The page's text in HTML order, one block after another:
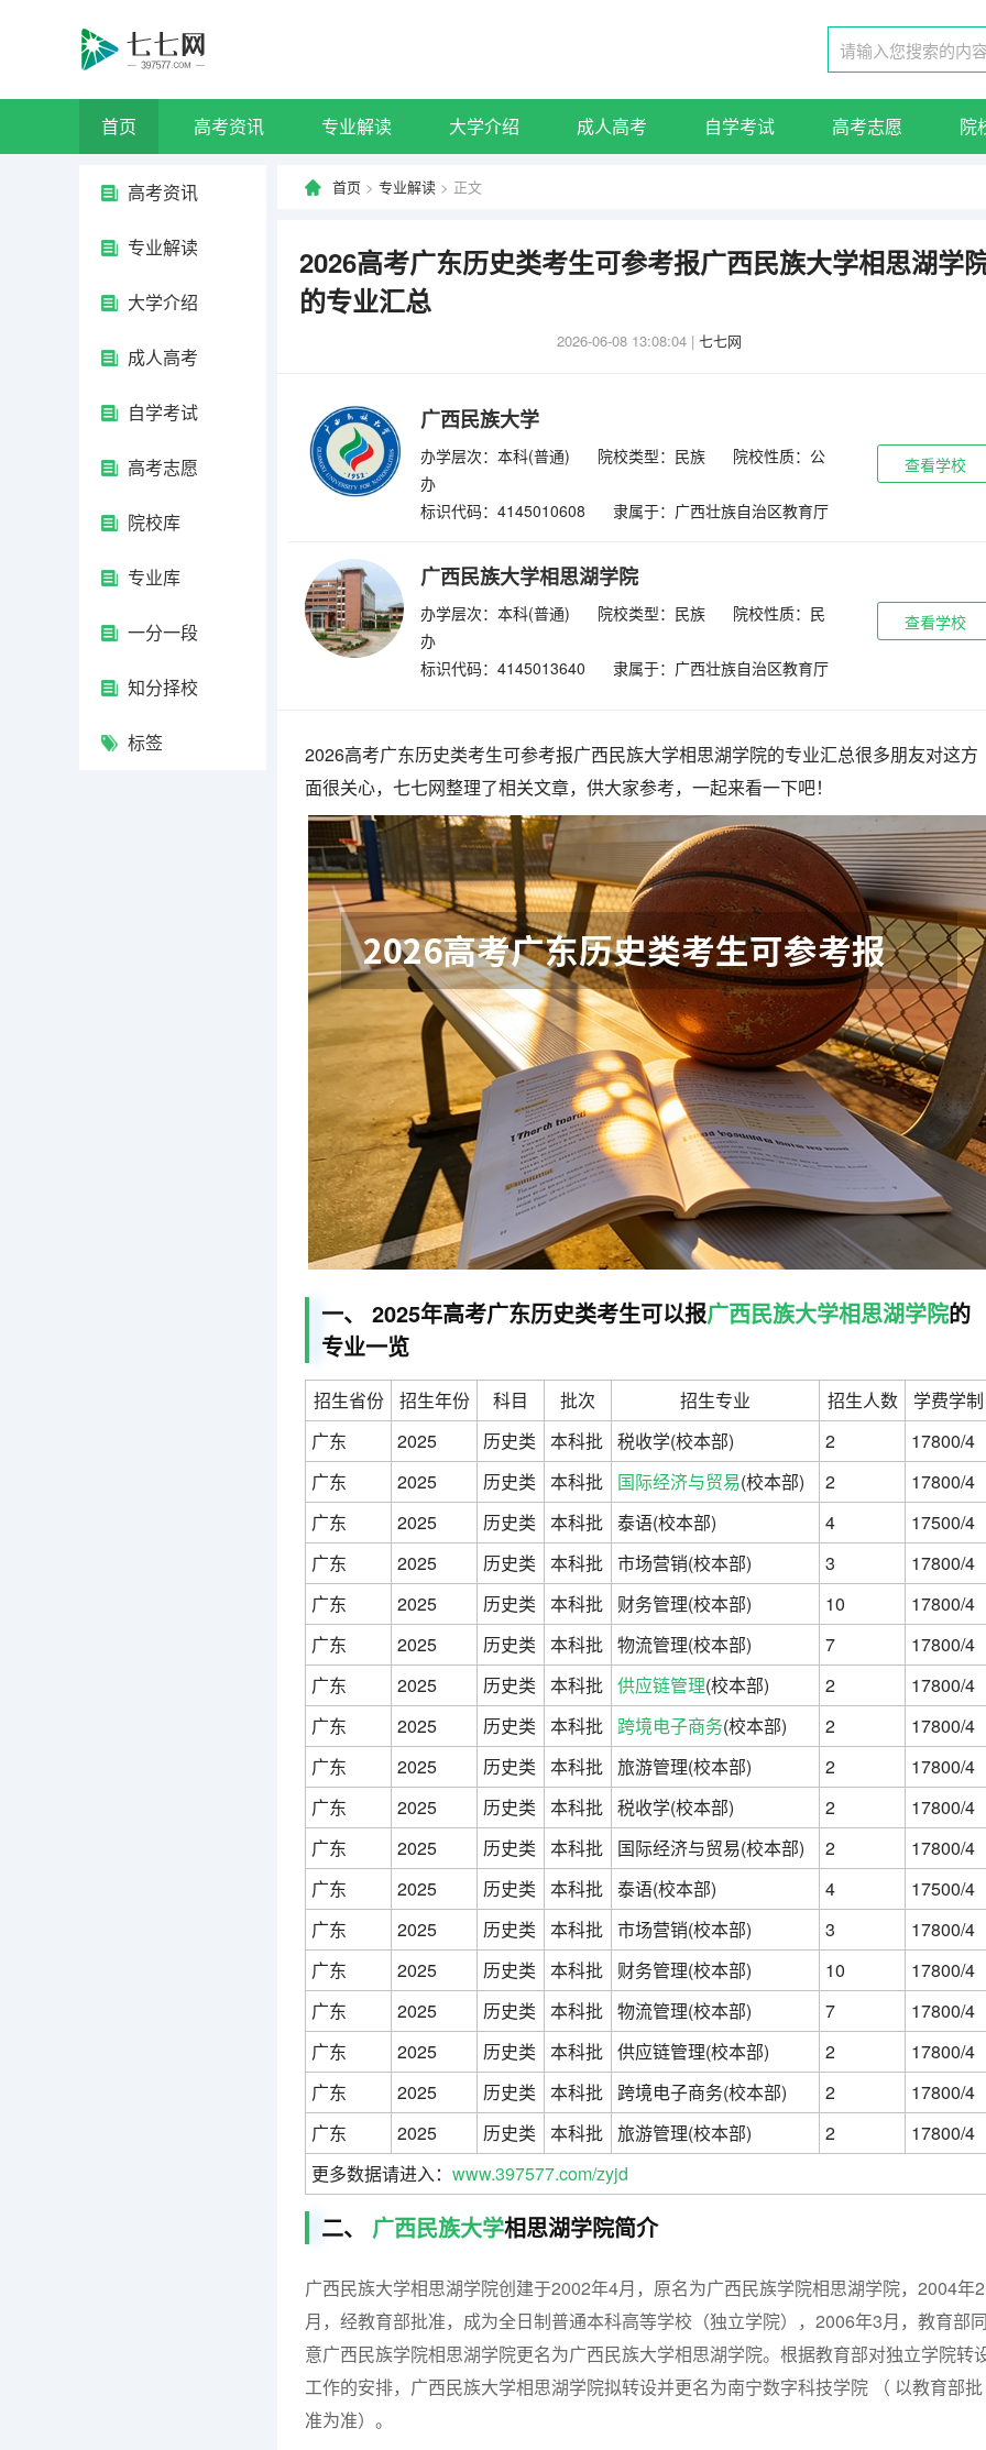
首页 高考资讯 专业解读 大学介绍 成人高考 自学考试 高考志愿 院
高考资讯
专业解读
大学介绍
成人高考
自学考试
高考志愿
院校库
专业库
一分一段
知分择校
标签
首页 > 专业解读 > 正文
2026高考广东历史类考生可参考报广西民族大学相思湖学
的专业汇总
2026-06-08 13:08:04 | 七七网
广西民族大学
办学层次：本科(普通) 院校类型：民族
院校性质：公
办
标识代码：4145010608
隶属于：广西壮族自治区教育厅
查看学校
广西民族大学相思湖学院
办学层次：本科(普通) 院校类型：民族
院校性质：民
办
标识代码：4145013640
隶属于：广西壮族自治区教育厅
查看学校
2026高考广东历史类考生可参考报广西民族大学相思湖学院的专业汇总很多朋友对这方
面很关心，七七网整理了相关文章，供大家参考，一起来看一下吧！
一、 2025年高考广东历史类考生可以报广西民族大学相思湖学院的
专业一览
招生省份 招生年份 科目 批次 招生专业 招生人数
学费学制
广东
2025 历史类 本科批 税收学(校本部) 2
17800/4
广东
2025 历史类 本科批 国际经济与贸易(校本部) 2
17800/4
广东
2025 历史类 本科批 泰语(校本部) 4
17500/4
广东
2025 历史类 本科批 市场营销(校本部) 3
17800/4
广东
2025 历史类 本科批 财务管理(校本部) 10
17800/4
广东
2025 历史类 本科批 物流管理(校本部) 7
17800/4
广东
2025 历史类 本科批 供应链管理(校本部) 2
17800/4
广东
2025 历史类 本科批 跨境电子商务(校本部) 2
17800/4
广东
2025 历史类 本科批 旅游管理(校本部) 2
17800/4
广东
2025 历史类 本科批 税收学(校本部) 2
17800/4
广东
2025 历史类 本科批 国际经济与贸易(校本部) 2
17800/4
广东
2025 历史类 本科批 泰语(校本部) 4
17500/4
广东
2025 历史类 本科批 市场营销(校本部) 3
17800/4
广东
2025 历史类 本科批 财务管理(校本部) 10
17800/4
广东
2025 历史类 本科批 物流管理(校本部) 7
17800/4
广东
2025 历史类 本科批 供应链管理(校本部) 2
17800/4
广东
2025 历史类 本科批 跨境电子商务(校本部) 2
17800/4
广东
2025 历史类 本科批 旅游管理(校本部) 2
17800/4
更多数据请进入： www.397577.com/zyjd
二、 广西民族大学相思湖学院简介
广西民族大学相思湖学院创建于2002年4月，原名为广西民族学院相思湖学院，2004年2
月，经教育部批准，成为全日制普通本科高等学校（独立学院），2006年3月，教育部
意广西民族学院相思湖学院更名为广西民族大学相思湖学院。根据教育部对独立学院转
工作的安排，广西民族大学相思湖学院拟转设并更名为南宁数字科技学院 （ 以教育部批
准为准）。